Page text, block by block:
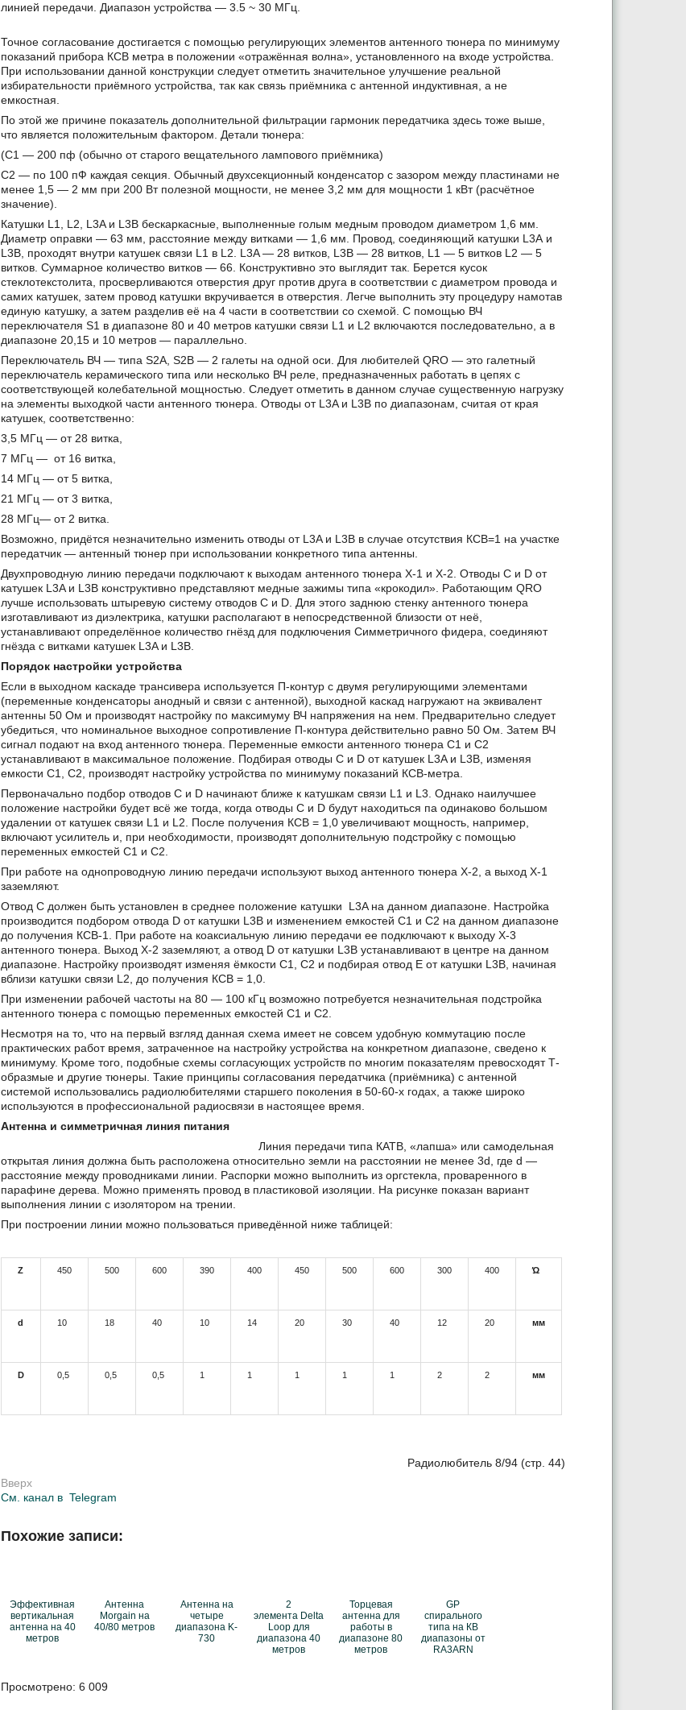
линией передачи. Диапазон устройства — 3.5 ~ 30 МГц.
Точное согласование достигается с помощью регулирующих элементов антенного тюнера по минимуму
показаний прибора КСВ метра в положении «отражённая волна», установленного на входе устройства.
При использовании данной конструкции следует отметить значительное улучшение реальной
избирательности приёмного устройства, так как связь приёмника с антенной индуктивная, а не
емкостная.
По этой же причине показатель дополнительной фильтрации гармоник передатчика здесь тоже выше,
что является положительным фактором. Детали тюнера:
(С1 — 200 пф (обычно от старого вещательного лампового приёмника)
С2 — по 100 пФ каждая секция. Обычный двухсекционный конденсатор с зазором между пластинами не
менее 1,5 — 2 мм при 200 Вт полезной мощности, не менее 3,2 мм для мощности 1 кВт (расчётное
значение).
Катушки L1, L2, L3A и L3B бескаркасные, выполненные го­лым медным проводом диаметром 1,6 мм.
Диаметр оправки — 63 мм, расстояние между витками — 1,6 мм. Провод, соединяющий катушки L3A и
L3B, проходят внутри катушек связи L1 в L2. L3A — 28 витков, L3B — 28 витков, L1 — 5 витков L2 — 5
витков. Суммарное количество витков — 66. Конструктивно это выглядит так. Берется кусок
стеклотекстолита, просверливаются отверстия друг против друга в соответствии с диаметром провода и
самих катушек, затем провод катушки вкручивается в отверстия. Легче выполнить эту процедуру намотав
единую катушку, а затем разделив её на 4 части в соответствии со схемой. С помощью ВЧ
переключателя S1 в диапазоне 80 и 40 метров катушки связи L1 и L2 включаются последовательно, а в
диапазоне 20,15 и 10 метров — параллельно.
Переключатель ВЧ — типа S2A, S2B — 2 галеты на одной оси. Для любителей QRO — это галетный
переключатель керамического типа или несколько ВЧ реле, предназначенных работать в цепях с
соответствующей колебательной мощностью. Следует отметить в данном случае существенную нагрузку
на элементы выходкой части антенного тюнера. Отводы от L3A и L3B по диапазонам, считая от края
катушек, соответственно:
3,5 МГц — от 28 витка,
7 МГц — от 16 витка,
14 МГц — от 5 витка,
21 МГц — от 3 витка,
28 МГц— от 2 витка.
Возможно, придётся незначительно изменить отводы от L3A и L3B в случае отсутствия КСВ=1 на участке
передатчик — антенный тюнер при использовании конкретного типа антенны.
Двухпроводную линию передачи подключают к выходам антенного тюнера Х-1 и Х-2. Отводы С и D от
катушек L3A и L3B конструктивно представляют медные зажимы типа «крокодил». Работающим QRO
лучше использовать штыревую систему отводов С и D. Для этого заднюю стенку антенного тюнера
изготавливают из диэлектрика, катушки располагают в непосредственной близости от неё,
устанавливают определённое количество гнёзд для подключения Симметричного фидера, соединяют
гнёзда с витками кату­шек L3A и L3B.
Порядок настройки устройства
Если в выходном каскаде трансивера используется П-контур с двумя регулирующими элементами
(переменные конденса­торы анодный и связи с антенной), выходной каскад нагружают на эквивалент
антенны 50 Ом и производят настройку по максимуму ВЧ напряжения на нем. Предварительно следует
убедиться, что номинальное выходное сопротивление П-контура действительно равно 50 Ом. Затем ВЧ
сигнал подают на вход антенного тюнера. Переменные емкости антенного тюнера С1 и С2
устанавливают в максимальное положение. Подбирая отводы С и D от катушек L3A и L3B, изменяя
емкости С1, С2, производят настройку устройства по минимуму показаний КСВ-метра.
Первоначально подбор отводов С и D начинают ближе к катушкам связи L1 и L3. Однако наилучшее
положение настройки будет всё же тогда, когда отводы С и D будут находиться па одинаково большом
удалении от катушек связи L1 и L2. После получения КСВ = 1,0 увеличивают мощность, например,
включают усилитель и, при необходимости, производят дополнительную подстройку с помощью
переменных емкостей С1 и С2.
При работе на однопроводную линию передачи используют выход антенного тюнера X-2, а выход Х-1
заземляют.
Отвод С должен быть установлен в среднее положение катушки L3A на данном диапазоне. Настройка
производится подбором отвода D от катушки L3B и изменением емкостей С1 и С2 на данном диапазоне
до получения КСВ-1. При работе на коаксиальную линию передачи ее подключают к выходу Х-3
антенного тюнера. Выход Х-2 заземляют, а отвод D от катушки L3B устанавливают в центре на данном
диапазоне. Настройку производят изменяя ёмкости С1, С2 и подбирая отвод Е от катушки L3B, начиная
вблизи катушки связи L2, до получения КСВ = 1,0.
При изменении рабочей частоты на 80 — 100 кГц возможно потребуется незначительная подстройка
антенного тюнера с помощью переменных емкостей С1 и С2.
Несмотря на то, что на первый взгляд данная схема имеет не совсем удобную коммутацию после
практических работ время, затраченное на настройку устройства на конкретном диапазоне, сведено к
минимуму. Кроме того, подобные схемы согласующих устройств по многим показателям превосходят Т-
образмые и другие тюнеры. Такие принципы согласования передатчика (приёмника) с антенной
системой использовались радиолюбителями старшего поколения в 50-60-х годах, а также широко
используются в профессиональной радиосвязи в настоящее время.
Антенна и симметричная линия питания
Линия передачи типа КАТВ, «лапша» или самодельная
открытая линия должна быть расположена относительно земли на расстоянии не менее 3d, где d —
расстояние между проводниками линии. Распорки можно выполнить из оргстекла, проваренного в
парафине дерева. Можно применять провод в пластиковой изоляции. На рисунке показан вариант
выполнения линии с изолятором на трении.
При построении линии можно пользоваться приведённой ниже таблицей:
Z 450 500 600 390 400 450 500 600 300 400 Ώ
d 10 18 40 10 14 20 30 40 12 20 мм
D 0,5 0,5 0,5 1 1 1 1 1 2 2 мм
Радиолюбитель 8/94 (стр. 44)
Вверх
См. канал в Telegram
Похожие записи:
Эффективная
вертикальная
антенна на 40
метров
Антенна
Morgain на
40/80 метров
Антенна на
четыре
диапазона K-
730
2
элемента Delta
Loop для
диапазона 40
метров
Торцевая
антенна для
работы в
диапазоне 80
метров
GP
спирального
типа на КВ
диапазоны от
RA3ARN
Просмотрено:6 009